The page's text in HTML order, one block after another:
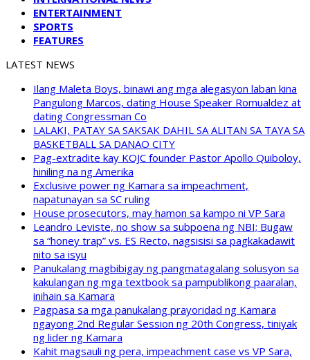
ENTERTAINMENT
SPORTS
FEATURES
LATEST NEWS
Ilang Maleta Boys, binawi ang mga alegasyon laban kina
Pangulong Marcos, dating House Speaker Romualdez at
dating Congressman Co
LALAKI, PATAY SA SAKSAK DAHIL SA ALITAN SA TAYA SA
BASKETBALL SA DANAO CITY
Pag-extradite kay KOJC founder Pastor Apollo Quiboloy,
hiniling na ng Amerika
Exclusive power ng Kamara sa impeachment,
napatunayan sa SC ruling
House prosecutors, may hamon sa kampo ni VP Sara
Leandro Leviste, no show sa subpoena ng NBI; Bugaw
sa “honey trap” vs. ES Recto, nagsisisi sa pagkakadawit
nito sa isyu
Panukalang magbibigay ng pangmatagalang solusyon sa
kakulangan ng mga textbook sa pampublikong paaralan,
inihain sa Kamara
Pagpasa sa mga panukalang prayoridad ng Kamara
ngayong 2nd Regular Session ng 20th Congress, tiniyak
ng lider ng Kamara
Kahit magsauli ng pera, impeachment case vs VP Sara,